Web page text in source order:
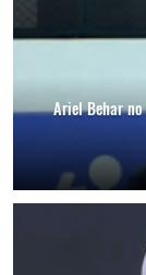
Ariel Behar